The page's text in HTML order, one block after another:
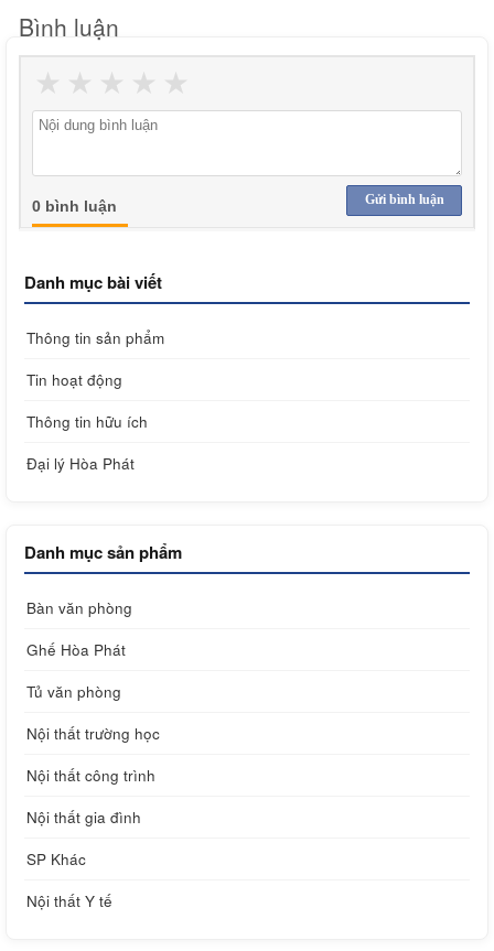
Bình luận
★
★
★
★
★
Gửi bình luận
0 bình luận
Danh mục bài viết
Thông tin sản phẩm
Tin hoạt động
Thông tin hữu ích
Đại lý Hòa Phát
Danh mục sản phẩm
Bàn văn phòng
Ghế Hòa Phát
Tủ văn phòng
Nội thất trường học
Nội thất công trình
Nội thất gia đình
SP Khác
Nội thất Y tế